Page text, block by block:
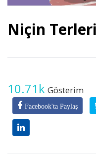
Niçin
10.71k Gösterim
Facebook'ta Paylaş